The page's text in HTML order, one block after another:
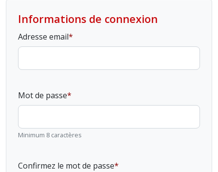
Informations de connexion
Adresse email
Mot de passe
Minimum 8 caractères
Confirmez le mot de passe